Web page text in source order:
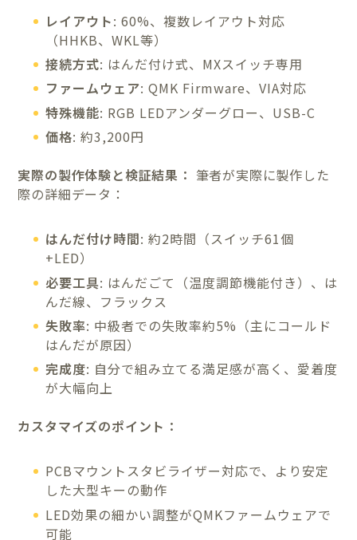
レイアウト: 60%、複数レイアウト対応
（HHKB、WKL等）
接続方式: はんだ付け式、MXスイッチ専用
ファームウェア: QMK Firmware、VIA対応
特殊機能: RGB LEDアンダーグロー、USB-C
価格: 約3,200円
実際の製作体験と検証結果： 筆者が実際に製作した
際の詳細データ：
はんだ付け時間: 約2時間（スイッチ61個
+LED）
必要工具: はんだごて（温度調節機能付き）、は
んだ線、フラックス
失敗率: 中級者での失敗率約5%（主にコールド
はんだが原因）
完成度: 自分で組み立てる満足感が高く、愛着度
が大幅向上
カスタマイズのポイント：
PCBマウントスタビライザー対応で、より安定
した大型キーの動作
LED効果の細かい調整がQMKファームウェアで
可能